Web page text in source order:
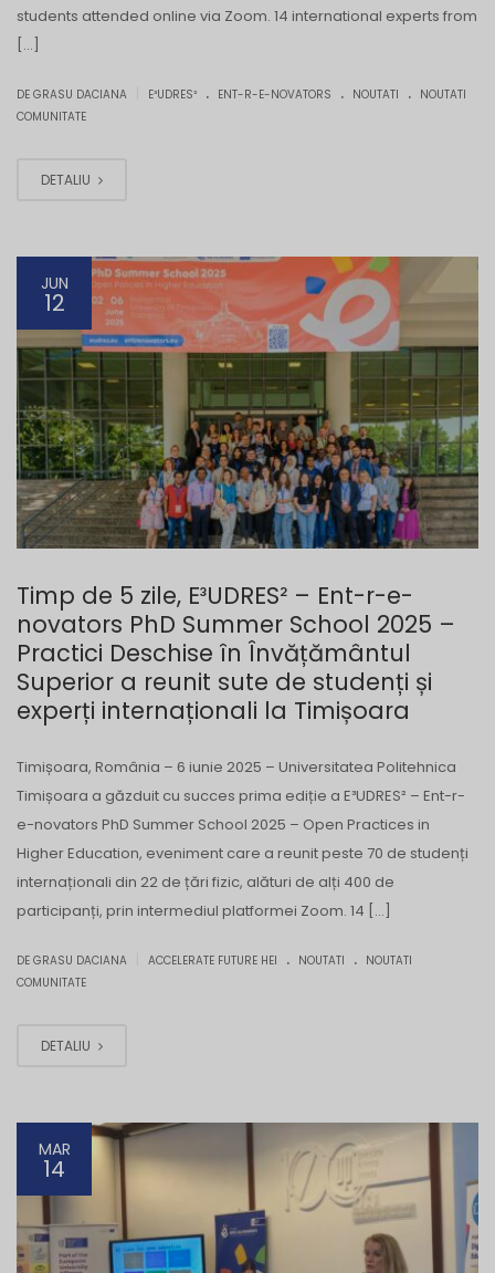
students attended online via Zoom. 14 international experts from
[…]
DE GRASU DACIANA E³UDRES² . ENT-R-E-NOVATORS . NOUTATI . NOUTATI
COMUNITATE
DETALIU
JUN
12
Timp de 5 zile, E³UDRES² – Ent-r-e-
novators PhD Summer School 2025 –
Practici Deschise în Învățământul
Superior a reunit sute de studenți și
experți internaționali la Timișoara
Timișoara, România – 6 iunie 2025 – Universitatea Politehnica
Timișoara a găzduit cu succes prima ediție a E³UDRES² – Ent-r-
e-novators PhD Summer School 2025 – Open Practices in
Higher Education, eveniment care a reunit peste 70 de studenți
internaționali din 22 de țări fizic, alături de alți 400 de
participanți, prin intermediul platformei Zoom. 14 […]
DE GRASU DACIANA ACCELERATE FUTURE HEI . NOUTATI . NOUTATI
COMUNITATE
DETALIU
MAR
14